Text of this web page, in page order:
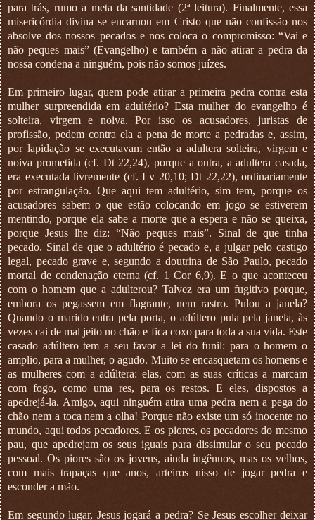
para trás, rumo a meta da santidade (2ª leitura). Finalmente, essa
misericórdia divina se encarnou em Cristo que não confissão nos
absolve dos nossos pecados e nos coloca o compromisso: “Vai e
não peques mais” (Evangelho) e também a não atirar a pedra da
nossa condena a ninguém, pois não somos juízes.
Em primeiro lugar, quem pode atirar a primeira pedra contra esta
mulher surpreendida em adultério? Esta mulher do evangelho é
solteira, virgem e noiva. Por isso os acusadores, juristas de
profissão, pedem contra ela a pena de morte a pedradas e, assim,
por lapidação se executavam então a adultera solteira, virgem e
noiva prometida (cf. Dt 22,24), porque a outra, a adultera casada,
era executada livremente (cf. Lv 20,10; Dt 22,22), ordinariamente
por estrangulação. Que aqui tem adultério, sim tem, porque os
acusadores sabem o que estão colocando em jogo se estiverem
mentindo, porque ela sabe a morte que a espera e não se queixa,
porque Jesus lhe diz: “Não peques mais”. Sinal de que tinha
pecado. Sinal de que o adultério é pecado e, a julgar pelo castigo
legal, pecado grave e, segundo a doutrina de São Paulo, pecado
mortal de condenação eterna (cf. 1 Cor 6,9). E o que aconteceu
com o homem que a adulterou? Talvez era um fugitivo porque,
embora os pegassem em flagrante, nem rastro. Pulou a janela?
Quando o marido entra pela porta, o adúltero pula pela janela, às
vezes cai de mal jeito no chão e fica coxo para toda a sua vida. Este
casado adúltero tem a seu favor a lei do funil: para o homem o
amplio, para a mulher, o agudo. Muito se encasquetam os homens e
as mulheres com a adúltera: elas, com as suas críticas a marcam
com fogo, como uma res, para os restos. E eles, dispostos a
apedrejá-la. Amigo, aqui ninguém atira uma pedra nem a pega do
chão nem a toca nem a olha! Porque não existe um só inocente no
mundo, aqui todos pecadores. E os piores, os pecadores do mesmo
pau, que apedrejam os seus iguais para dissimular o seu pecado
pessoal. Os piores são os jovens, ainda ingênuos, mas os velhos,
com mais trapaças que anos, arteiros nisso de jogar pedra e
esconder a mão.
Em segundo lugar, Jesus jogará a pedra? Se Jesus escolher deixar